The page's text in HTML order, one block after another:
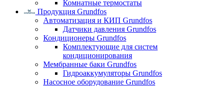
Комнатные термостаты
Продукция Grundfos
Автоматизация и КИП Grundfos
Датчики давления Grundfos
Кондиционеры Grundfos
Комплектующие для систем
кондиционирования
Мембранные баки Grundfos
Гидроаккумуляторы Grundfos
Насосное оборудование Grundfos